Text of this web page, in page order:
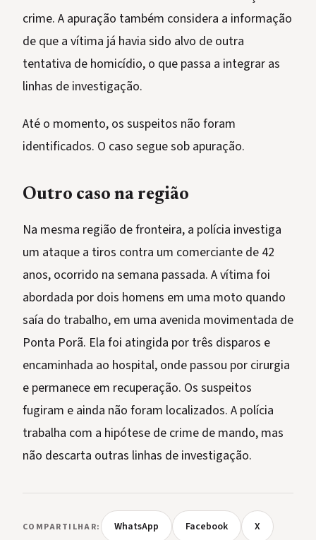
crime. A apuração também considera a informação
de que a vítima já havia sido alvo de outra
tentativa de homicídio, o que passa a integrar as
linhas de investigação.
Até o momento, os suspeitos não foram
identificados. O caso segue sob apuração.
Outro caso na região
Na mesma região de fronteira, a polícia investiga
um ataque a tiros contra um comerciante de 42
anos, ocorrido na semana passada. A vítima foi
abordada por dois homens em uma moto quando
saía do trabalho, em uma avenida movimentada de
Ponta Porã. Ela foi atingida por três disparos e
encaminhada ao hospital, onde passou por cirurgia
e permanece em recuperação. Os suspeitos
fugiram e ainda não foram localizados. A polícia
trabalha com a hipótese de crime de mando, mas
não descarta outras linhas de investigação.
COMPARTILHAR: WhatsApp Facebook X